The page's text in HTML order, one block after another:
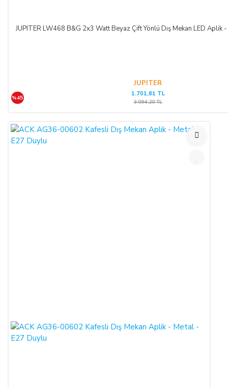
JUPITER LW468 B&G 2x3 Watt Beyaz Çift Yönlü Dış Mekan LED Aplik -
JUPITER
%45
1.701,81 TL
3.094,20 TL